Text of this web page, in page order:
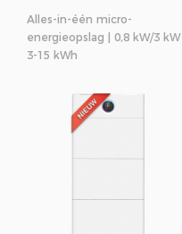
reeks
Alles-in-één micro-
energieopslag | 0,8 kW/3 kW |
3-15 kWh